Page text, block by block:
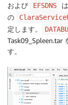
および EFSDNS
の
定します。
Task09_Spleen.tar
す。